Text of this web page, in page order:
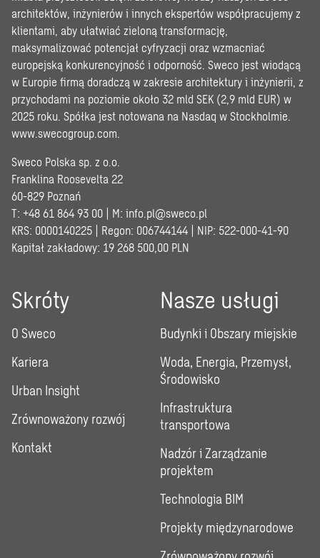
architektów, inżynierów i innych ekspertów współpracujemy z
klientami, aby ułatwiać zieloną transformację,
maksymalizować potencjał cyfryzacji oraz wzmacniać
europejską konkurencyjność i odporność. Sweco jest wiodącą
w Europie firmą doradczą w zakresie architektury i inżynierii, z
przychodami na poziomie około 32 mld SEK (2,9 mld EUR) w
2025 roku. Spółka jest notowana na Nasdaq w Stockholmie.
www.swecogroup.com
Sweco Polska sp. z o.o.
Franklina Roosevelta 22
60-829 Poznań
T: +48 61 864 93 00 | M: info.pl@sweco.pl
KRS: 0000140225 | Regon: 006744144 | NIP: 522-000-41-90
Kapitał zakładowy: 19 268 500,00 PLN
Skróty
O Sweco
Kariera
Urban Insight
Zrównoważony rozwój
Kontakt
Nasze usługi
Budynki i Obszary miejskie
Woda, Energia, Przemysł,
Środowisko
Infrastruktura
transportowa
Nadzór i Zarządzanie
projektem
Technologia BIM
Projekty międzynarodowe